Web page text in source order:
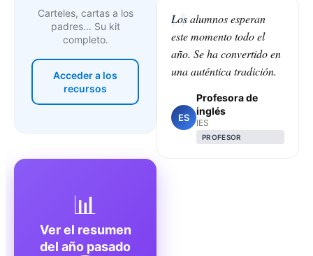
Carteles, cartas a los
padres... Su kit
completo.
Acceder a los
recursos
Los alumnos esperan
este momento todo el
año. Se ha convertido en
una auténtica tradición.
ES
Profesora de
inglés
IES
PROFESOR
📊
Ver el resumen
del año pasado